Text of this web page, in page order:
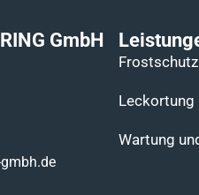
GmbH
Leckortung​
Wartung